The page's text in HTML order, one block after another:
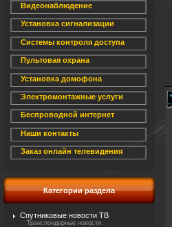
Видеонаблюдение
Установка сигнализации
Системы контроля доступа
Пультовая охрана
Установка домофона
Электромонтажные услуги
Беспроводной интернет
Наши контакты
Заказ онлайн телевидения
Категории раздела
Спутниковые новости ТВ
Транспондерные новости.